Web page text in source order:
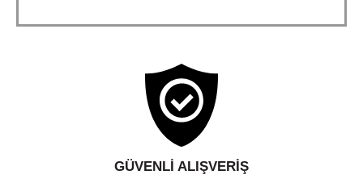
GÜVENLI ALIŞVERIŞ